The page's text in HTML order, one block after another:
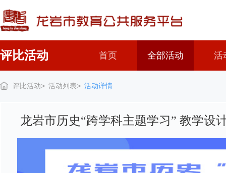
评比活动 首页 全部活动 活
评比活动> 活动列表> 活动详情
龙岩市历史“跨学科主题学习” 教学设